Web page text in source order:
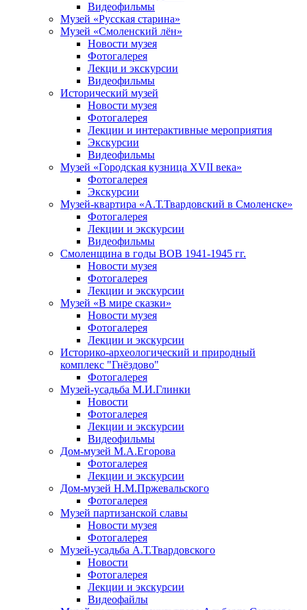
Видеофильмы
Музей «Русская старина»
Музей «Смоленский лён»
Новости музея
Фотогалерея
Лекци и экскурсии
Видеофильмы
Исторический музей
Новости музея
Фотогалерея
Лекции и интерактивные мероприятия
Экскурсии
Видеофильмы
Музей «Городская кузница XVII века»
Фотогалерея
Экскурсии
Музей-квартира «А.Т.Твардовский в Смоленске»
Фотогалерея
Лекции и экскурсии
Видеофильмы
Смоленщина в годы ВОВ 1941-1945 гг.
Новости музея
Фотогалерея
Лекции и экскурсии
Музей «В мире сказки»
Новости музея
Фотогалерея
Лекции и экскурсии
Историко-археологический и природный
комплекс "Гнёздово"
Фотогалерея
Музей-усадьба М.И.Глинки
Новости
Фотогалерея
Лекции и экскурсии
Видеофильмы
Дом-музей М.А.Егорова
Фотогалерея
Лекции и экскурсии
Дом-музей Н.М.Пржевальского
Фотогалерея
Музей партизанской славы
Новости музея
Фотогалерея
Музей-усадьба А.Т.Твардовского
Новости
Фотогалерея
Лекции и экскурсии
Видеофайлы